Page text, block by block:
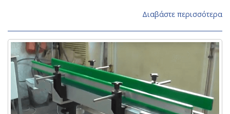
Διαβάστε περισσότερα